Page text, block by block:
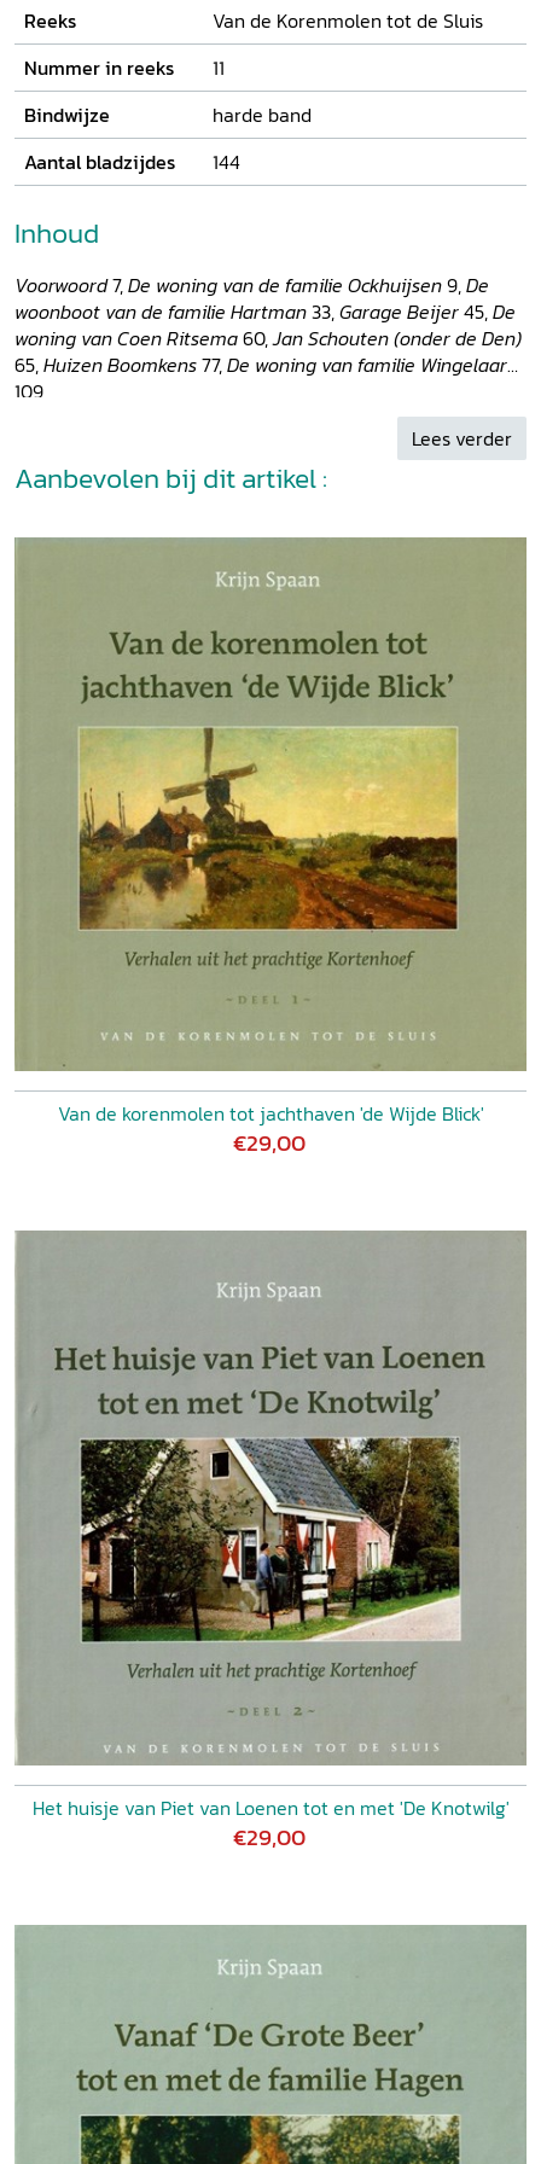
Reeks
Van de Korenmolen tot de Sluis
Nummer in reeks
11
Bindwijze
harde band
Aantal bladzijdes
144
Inhoud
Voorwoord7,De woning van de familie Ockhuijsen9,De
woonboot van de familie Hartman33,Garage Beijer45,De
woning van Coen Ritsema60,Jan Schouten (onder de Den)
65,Huizen Boomkens77,De woning van familie Wingelaar
109
Lees verder
Aanbevolen bij dit artikel :
Van de korenmolen tot jachthaven 'de Wijde Blick'
€29,00
Het huisje van Piet van Loenen tot en met 'De Knotwilg'
€29,00